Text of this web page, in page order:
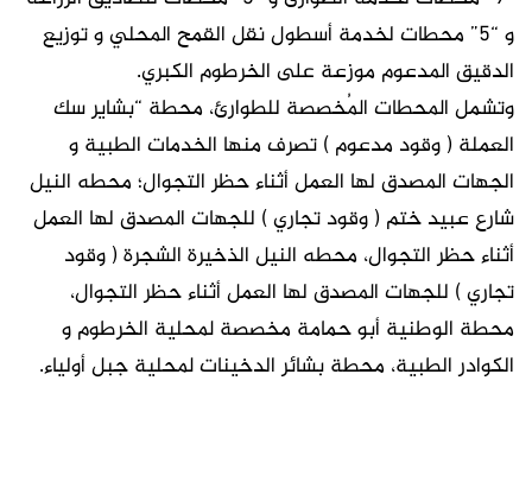
و “5” محطات لخدمة أسطول نقل القمح المحلي و توزيع
الدقيق المدعوم موزعة على الخرطوم الكبري.
وتشمل المحطات المُخصصة للطوارئ، محطة “بشاير سك
العملة ( وقود مدعوم ) تصرف منها الخدمات الطبية و
الجهات المصدق لها العمل أثناء حظر التجوال؛ محطه النيل
شارع عبيد ختم ( وقود تجاري ) للجهات المصدق لها العمل
أثناء حظر التجوال، محطه النيل الذخيرة الشجرة ( وقود
تجاري ) للجهات المصدق لها العمل أثناء حظر التجوال،
محطة الوطنية أبو حمامة مخصصة لمحلية الخرطوم و
الكوادر الطبية، محطة بشائر الدخينات لمحلية جبل أولياء.